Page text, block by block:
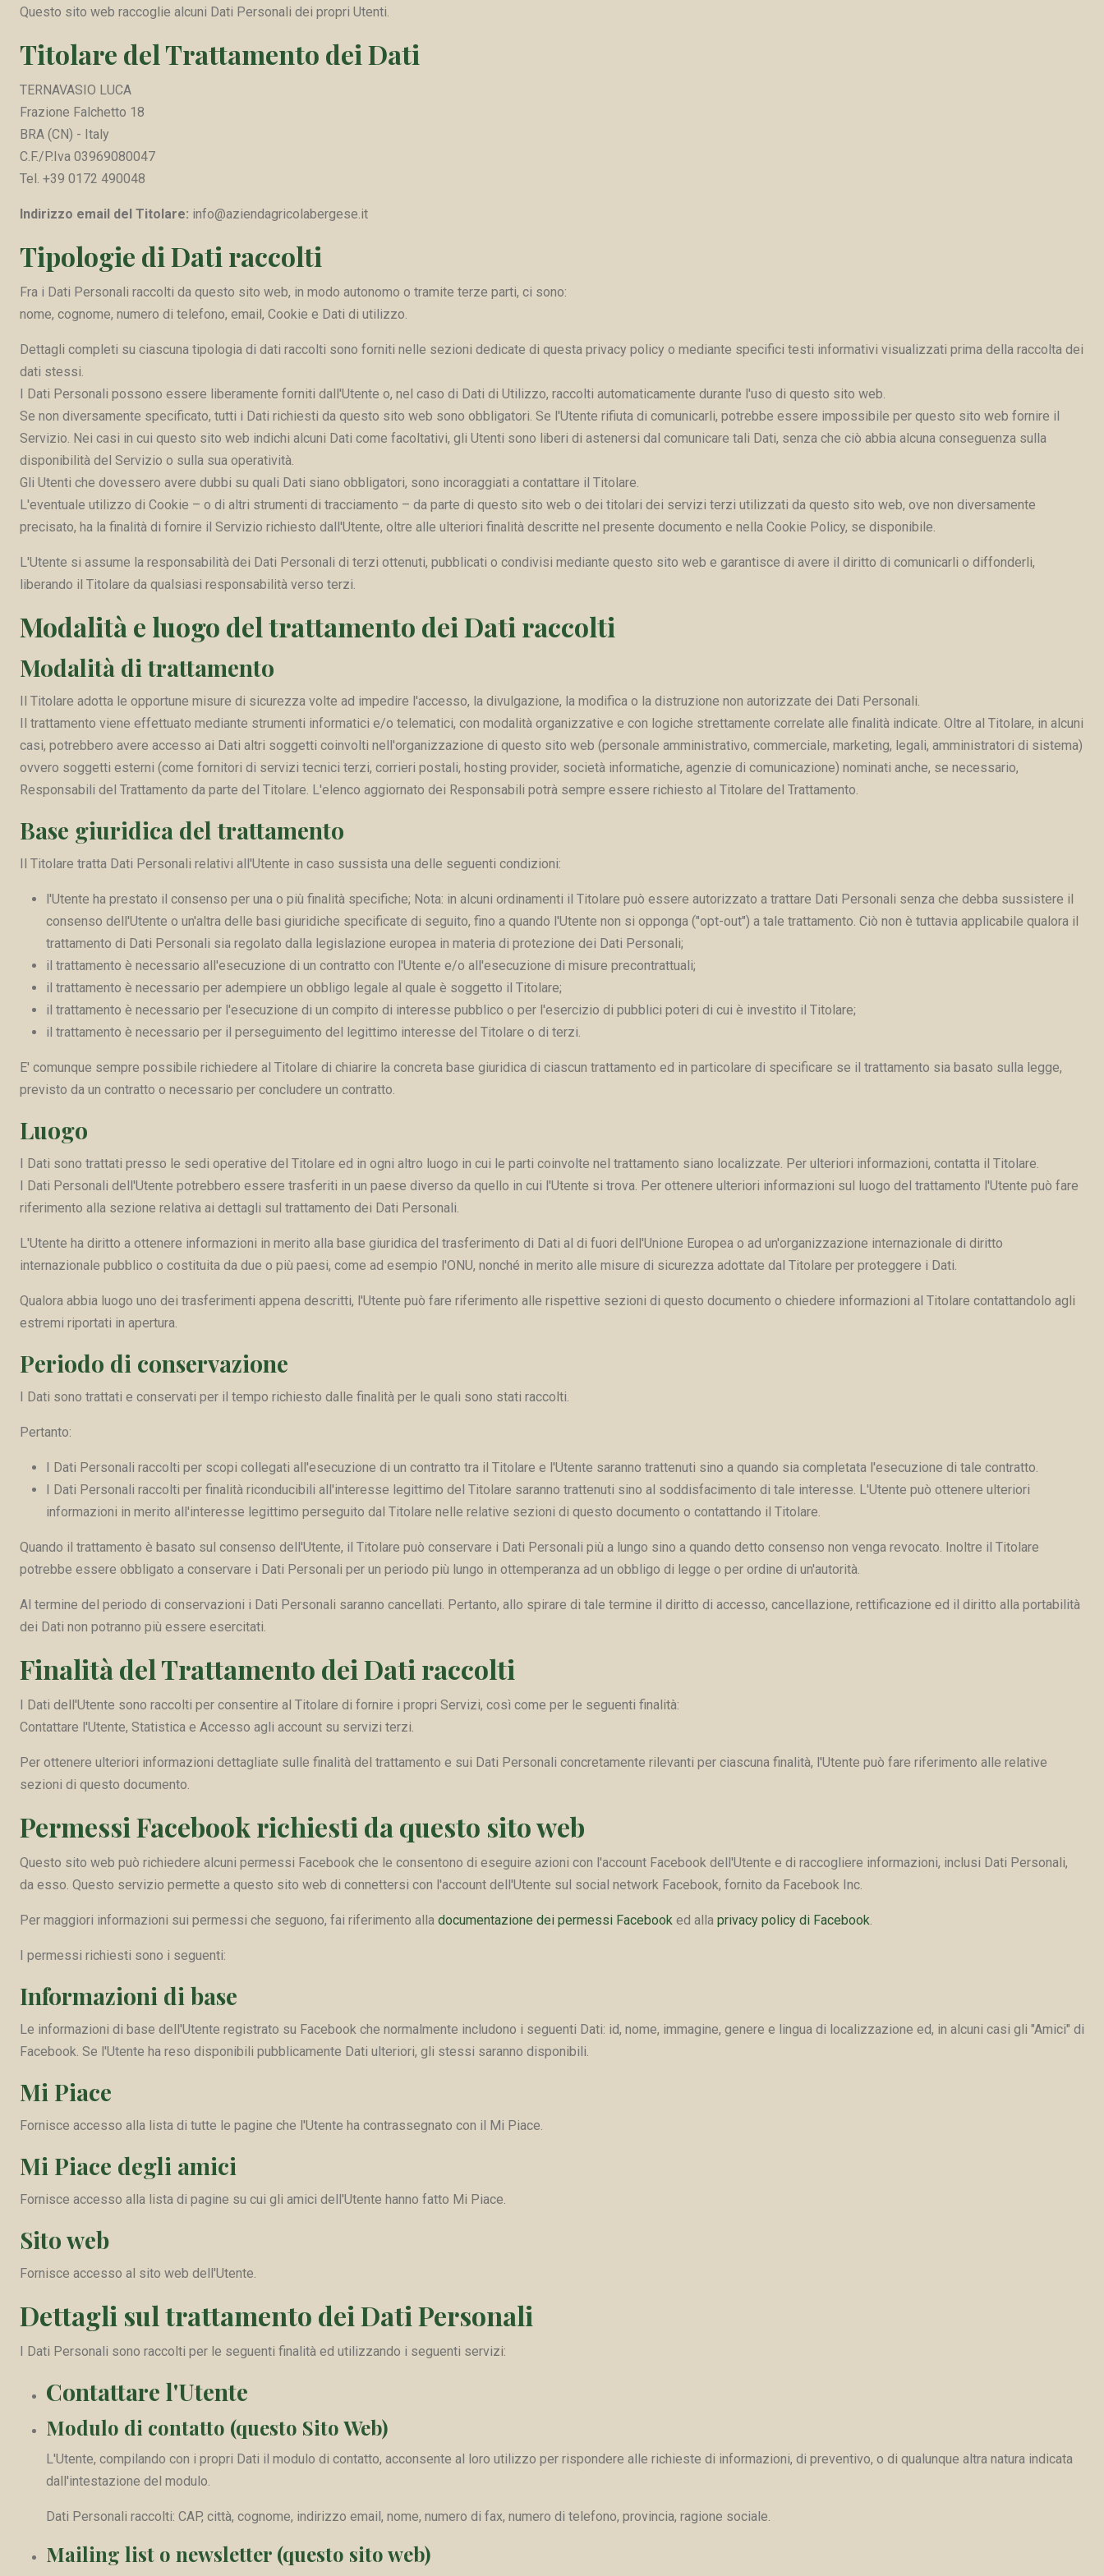
Questo sito web raccoglie alcuni Dati Personali dei propri Utenti.
Titolare del Trattamento dei Dati
TERNAVASIO LUCA
Frazione Falchetto 18
BRA (CN) - Italy
C.F./P.Iva 03969080047
Tel. +39 0172 490048
Indirizzo email del Titolare: info@aziendagricolabergese.it
Tipologie di Dati raccolti
Fra i Dati Personali raccolti da questo sito web, in modo autonomo o tramite terze parti, ci sono:
nome, cognome, numero di telefono, email, Cookie e Dati di utilizzo.
Dettagli completi su ciascuna tipologia di dati raccolti sono forniti nelle sezioni dedicate di questa privacy policy o mediante specifici testi informativi visualizzati prima della raccolta dei
dati stessi.
I Dati Personali possono essere liberamente forniti dall'Utente o, nel caso di Dati di Utilizzo, raccolti automaticamente durante l'uso di questo sito web.
Se non diversamente specificato, tutti i Dati richiesti da questo sito web sono obbligatori. Se l'Utente rifiuta di comunicarli, potrebbe essere impossibile per questo sito web fornire il
Servizio. Nei casi in cui questo sito web indichi alcuni Dati come facoltativi, gli Utenti sono liberi di astenersi dal comunicare tali Dati, senza che ciò abbia alcuna conseguenza sulla
disponibilità del Servizio o sulla sua operatività.
Gli Utenti che dovessero avere dubbi su quali Dati siano obbligatori, sono incoraggiati a contattare il Titolare.
L'eventuale utilizzo di Cookie – o di altri strumenti di tracciamento – da parte di questo sito web o dei titolari dei servizi terzi utilizzati da questo sito web, ove non diversamente
precisato, ha la finalità di fornire il Servizio richiesto dall'Utente, oltre alle ulteriori finalità descritte nel presente documento e nella Cookie Policy, se disponibile.
L'Utente si assume la responsabilità dei Dati Personali di terzi ottenuti, pubblicati o condivisi mediante questo sito web e garantisce di avere il diritto di comunicarli o diffonderli,
liberando il Titolare da qualsiasi responsabilità verso terzi.
Modalità e luogo del trattamento dei Dati raccolti
Modalità di trattamento
Il Titolare adotta le opportune misure di sicurezza volte ad impedire l'accesso, la divulgazione, la modifica o la distruzione non autorizzate dei Dati Personali.
Il trattamento viene effettuato mediante strumenti informatici e/o telematici, con modalità organizzative e con logiche strettamente correlate alle finalità indicate. Oltre al Titolare, in alcuni
casi, potrebbero avere accesso ai Dati altri soggetti coinvolti nell'organizzazione di questo sito web (personale amministrativo, commerciale, marketing, legali, amministratori di sistema)
ovvero soggetti esterni (come fornitori di servizi tecnici terzi, corrieri postali, hosting provider, società informatiche, agenzie di comunicazione) nominati anche, se necessario,
Responsabili del Trattamento da parte del Titolare. L'elenco aggiornato dei Responsabili potrà sempre essere richiesto al Titolare del Trattamento.
Base giuridica del trattamento
Il Titolare tratta Dati Personali relativi all'Utente in caso sussista una delle seguenti condizioni:
l'Utente ha prestato il consenso per una o più finalità specifiche; Nota: in alcuni ordinamenti il Titolare può essere autorizzato a trattare Dati Personali senza che debba sussistere il
consenso dell'Utente o un'altra delle basi giuridiche specificate di seguito, fino a quando l'Utente non si opponga ("opt-out") a tale trattamento. Ciò non è tuttavia applicabile qualora il
trattamento di Dati Personali sia regolato dalla legislazione europea in materia di protezione dei Dati Personali;
il trattamento è necessario all'esecuzione di un contratto con l'Utente e/o all'esecuzione di misure precontrattuali;
il trattamento è necessario per adempiere un obbligo legale al quale è soggetto il Titolare;
il trattamento è necessario per l'esecuzione di un compito di interesse pubblico o per l'esercizio di pubblici poteri di cui è investito il Titolare;
il trattamento è necessario per il perseguimento del legittimo interesse del Titolare o di terzi.
E' comunque sempre possibile richiedere al Titolare di chiarire la concreta base giuridica di ciascun trattamento ed in particolare di specificare se il trattamento sia basato sulla legge,
previsto da un contratto o necessario per concludere un contratto.
Luogo
I Dati sono trattati presso le sedi operative del Titolare ed in ogni altro luogo in cui le parti coinvolte nel trattamento siano localizzate. Per ulteriori informazioni, contatta il Titolare.
I Dati Personali dell'Utente potrebbero essere trasferiti in un paese diverso da quello in cui l'Utente si trova. Per ottenere ulteriori informazioni sul luogo del trattamento l'Utente può fare
riferimento alla sezione relativa ai dettagli sul trattamento dei Dati Personali.
L'Utente ha diritto a ottenere informazioni in merito alla base giuridica del trasferimento di Dati al di fuori dell'Unione Europea o ad un'organizzazione internazionale di diritto
internazionale pubblico o costituita da due o più paesi, come ad esempio l'ONU, nonché in merito alle misure di sicurezza adottate dal Titolare per proteggere i Dati.
Qualora abbia luogo uno dei trasferimenti appena descritti, l'Utente può fare riferimento alle rispettive sezioni di questo documento o chiedere informazioni al Titolare contattandolo agli
estremi riportati in apertura.
Periodo di conservazione
I Dati sono trattati e conservati per il tempo richiesto dalle finalità per le quali sono stati raccolti.
Pertanto:
I Dati Personali raccolti per scopi collegati all'esecuzione di un contratto tra il Titolare e l'Utente saranno trattenuti sino a quando sia completata l'esecuzione di tale contratto.
I Dati Personali raccolti per finalità riconducibili all'interesse legittimo del Titolare saranno trattenuti sino al soddisfacimento di tale interesse. L'Utente può ottenere ulteriori
informazioni in merito all'interesse legittimo perseguito dal Titolare nelle relative sezioni di questo documento o contattando il Titolare.
Quando il trattamento è basato sul consenso dell'Utente, il Titolare può conservare i Dati Personali più a lungo sino a quando detto consenso non venga revocato. Inoltre il Titolare
potrebbe essere obbligato a conservare i Dati Personali per un periodo più lungo in ottemperanza ad un obbligo di legge o per ordine di un'autorità.
Al termine del periodo di conservazioni i Dati Personali saranno cancellati. Pertanto, allo spirare di tale termine il diritto di accesso, cancellazione, rettificazione ed il diritto alla portabilità
dei Dati non potranno più essere esercitati.
Finalità del Trattamento dei Dati raccolti
I Dati dell'Utente sono raccolti per consentire al Titolare di fornire i propri Servizi, così come per le seguenti finalità:
Contattare l'Utente, Statistica e Accesso agli account su servizi terzi.
Per ottenere ulteriori informazioni dettagliate sulle finalità del trattamento e sui Dati Personali concretamente rilevanti per ciascuna finalità, l'Utente può fare riferimento alle relative
sezioni di questo documento.
Permessi Facebook richiesti da questo sito web
Questo sito web può richiedere alcuni permessi Facebook che le consentono di eseguire azioni con l'account Facebook dell'Utente e di raccogliere informazioni, inclusi Dati Personali,
da esso. Questo servizio permette a questo sito web di connettersi con l'account dell'Utente sul social network Facebook, fornito da Facebook Inc.
Per maggiori informazioni sui permessi che seguono, fai riferimento alla documentazione dei permessi Facebook ed alla privacy policy di Facebook
I permessi richiesti sono i seguenti:
Informazioni di base
Le informazioni di base dell'Utente registrato su Facebook che normalmente includono i seguenti Dati: id, nome, immagine, genere e lingua di localizzazione ed, in alcuni casi gli "Amici" di
Facebook. Se l'Utente ha reso disponibili pubblicamente Dati ulteriori, gli stessi saranno disponibili.
Mi Piace
Fornisce accesso alla lista di tutte le pagine che l'Utente ha contrassegnato con il Mi Piace.
Mi Piace degli amici
Fornisce accesso alla lista di pagine su cui gli amici dell'Utente hanno fatto Mi Piace.
Sito web
Fornisce accesso al sito web dell'Utente.
Dettagli sul trattamento dei Dati Personali
I Dati Personali sono raccolti per le seguenti finalità ed utilizzando i seguenti servizi:
Contattare l'Utente
Modulo di contatto (questo Sito Web)
L'Utente, compilando con i propri Dati il modulo di contatto, acconsente al loro utilizzo per rispondere alle richieste di informazioni, di preventivo, o di qualunque altra natura indicata
dall'intestazione del modulo.
Dati Personali raccolti: CAP, città, cognome, indirizzo email, nome, numero di fax, numero di telefono, provincia, ragione sociale.
Mailing list o newsletter (questo sito web)